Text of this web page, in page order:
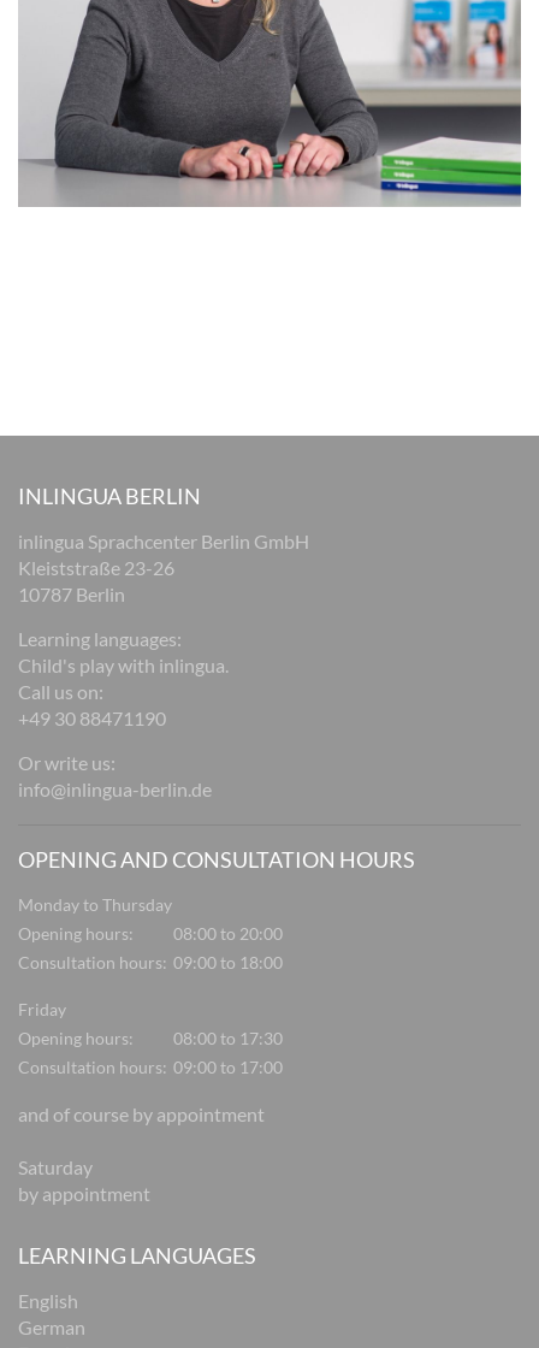
INLINGUA BERLIN
inlingua Sprachcenter Berlin GmbH
Kleiststraße 23-26
10787 Berlin
Learning languages:
Child's play with inlingua.
Call us on:
+49 30 88471190
Or write us:
info@inlingua-berlin.de
OPENING AND CONSULTATION HOURS
Monday to Thursday
Opening hours:
08:00 to 20:00
Consultation hours: 09:00 to 18:00
Friday
Opening hours:
08:00 to 17:30
Consultation hours: 09:00 to 17:00
and of course by appointment
Saturday
by appointment
LEARNING LANGUAGES
English
German